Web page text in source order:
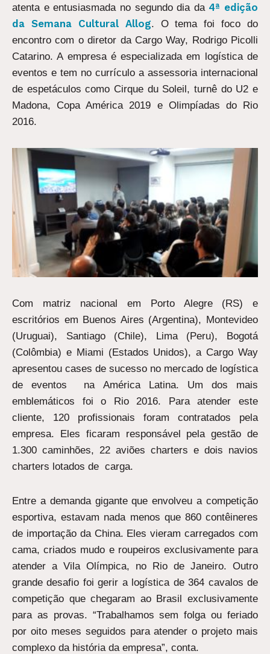
atenta e entusiasmada no segundo dia da 4ª edição
da Semana Cultural Allog. O tema foi foco do
encontro com o diretor da Cargo Way, Rodrigo Picolli
Catarino. A empresa é especializada em logística de
eventos e tem no currículo a assessoria internacional
de espetáculos como Cirque du Soleil, turnê do U2 e
Madona, Copa América 2019 e Olimpíadas do Rio
2016.
Com matriz nacional em Porto Alegre (RS) e
escritórios em Buenos Aires (Argentina), Montevideo
(Uruguai), Santiago (Chile), Lima (Peru), Bogotá
(Colômbia) e Miami (Estados Unidos), a Cargo Way
apresentou cases de sucesso no mercado de logística
de eventos na América Latina. Um dos mais
emblemáticos foi o Rio 2016. Para atender este
cliente, 120 profissionais foram contratados pela
empresa. Eles ficaram responsável pela gestão de
1.300 caminhões, 22 aviões charters e dois navios
charters lotados de carga.
Entre a demanda gigante que envolveu a competição
esportiva, estavam nada menos que 860 contêineres
de importação da China. Eles vieram carregados com
cama, criados mudo e roupeiros exclusivamente para
atender a Vila Olímpica, no Rio de Janeiro. Outro
grande desafio foi gerir a logística de 364 cavalos de
competição que chegaram ao Brasil exclusivamente
para as provas. “Trabalhamos sem folga ou feriado
por oito meses seguidos para atender o projeto mais
complexo da história da empresa”, conta.